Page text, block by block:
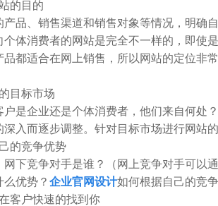
的目的
、销售渠道和销售对象等情况，明确自
个体消费者的网站是完全不一样的，即使
品都适合在网上销售，所以网站的定位非常
标市场
企业还是个体消费者，他们来自何处
深入而逐步调整。针对目标市场进行网站
竞争优势
竞争对手是谁？（网上竞争对手可以通
么优势？企业官网设计如何根据自己的竞
客户快速的找到你